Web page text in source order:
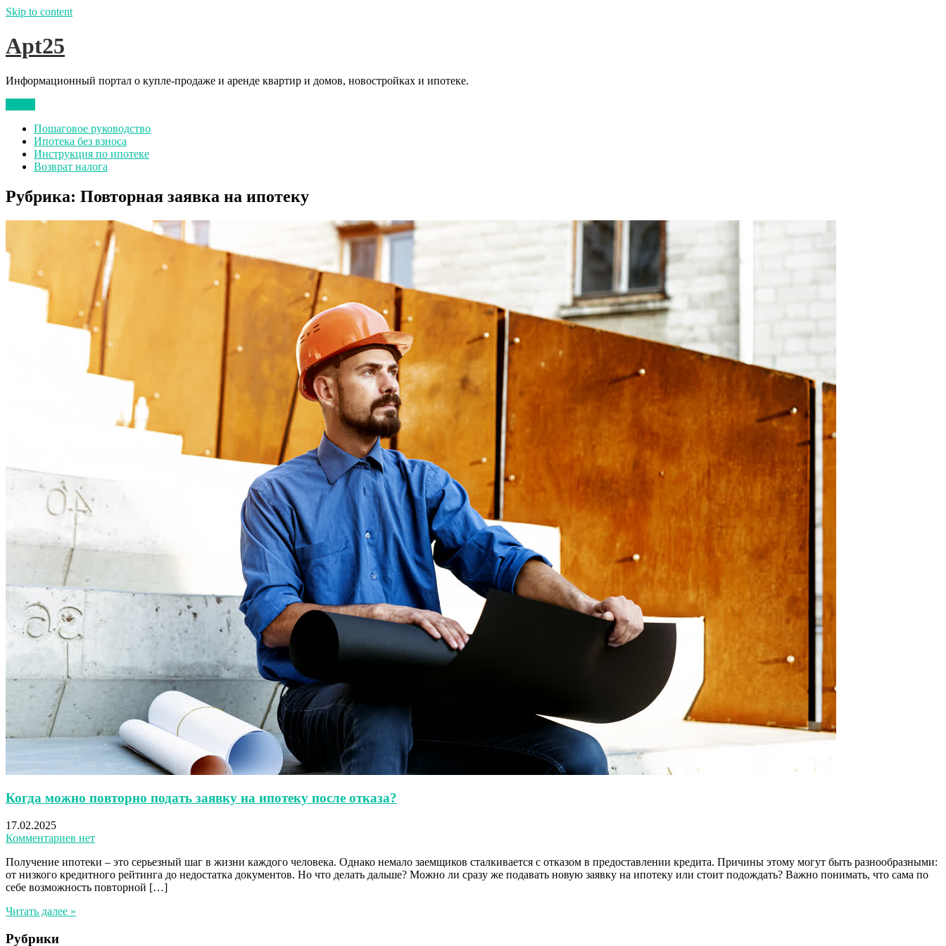
Skip to content
Apt25
Информационный портал о купле-продаже и аренде квартир и домов, новостройках и ипотеке.
Пошаговое руководство
Ипотека без взноса
Инструкция по ипотеке
Возврат налога
Рубрика: Повторная заявка на ипотеку
Когда можно повторно подать заявку на ипотеку после отказа?
17.02.2025
Комментариев нет
Получение ипотеки – это серьезный шаг в жизни каждого человека. Однако немало заемщиков сталкивается с отказом в предоставлении кредита. Причины этому могут быть разнообразными:
от низкого кредитного рейтинга до недостатка документов. Но что делать дальше? Можно ли сразу же подавать новую заявку на ипотеку или стоит подождать? Важно понимать, что сама по
себе возможность повторной […]
Читать далее »
Рубрики